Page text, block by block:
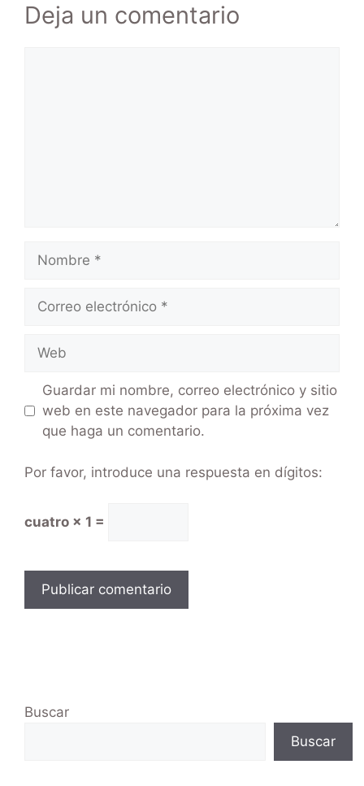
Deja un comentario
Guardar mi nombre, correo electrónico y sitio
web en este navegador para la próxima vez
que haga un comentario.
Por favor, introduce una respuesta en dígitos:
cuatro × 1 =
Buscar
Buscar